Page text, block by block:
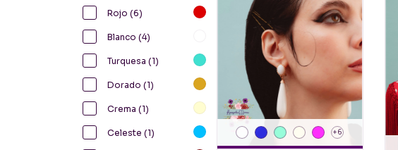
Rojo (6)
Blanco (4)
Turquesa (1)
Dorado (1)
Crema (1)
Celeste (1) +6